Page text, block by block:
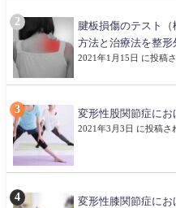
腱板損傷のテスト
方法と治療法を整形
2021年1月15日 に投稿
変形性股関節症に
2021年3月3日 に投稿さ
変形性膝関節症に